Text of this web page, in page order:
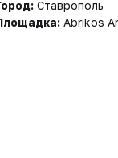
Ставрополь
Abrikos